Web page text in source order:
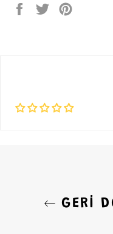
Facebook'taTwitter'da
GERI